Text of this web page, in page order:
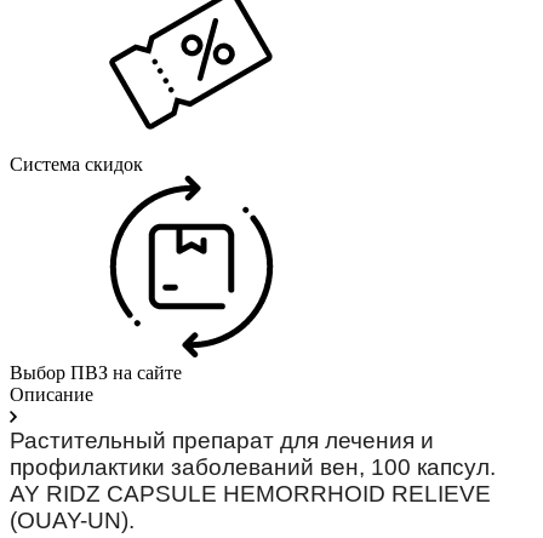
Система скидок
Выбор ПВЗ на сайте
Описание
Растительный препарат для лечения и
профилактики заболеваний вен, 100 капсул.⠀
AY RIDZ CAPSULE HEMORRHOID RELIEVE
(OUAY-UN).